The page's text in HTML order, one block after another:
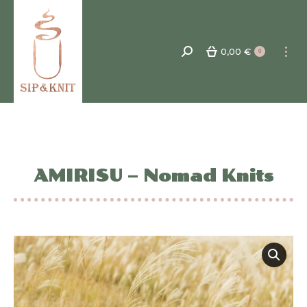
Recherche
0,00 € 0
AMIRISU – Nomad Knits